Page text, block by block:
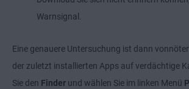
Warnsignal.
Eine genauere Untersuchung ist dann
der zuletzt installierten Apps auf verdächtige
Sie den Finder und wählen Sie im linken Menü